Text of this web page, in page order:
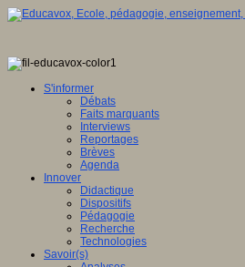
S'informer
Débats
Faits marquants
Interviews
Reportages
Brèves
Agenda
Innover
Didactique
Dispositifs
Pédagogie
Recherche
Technologies
Savoir(s)